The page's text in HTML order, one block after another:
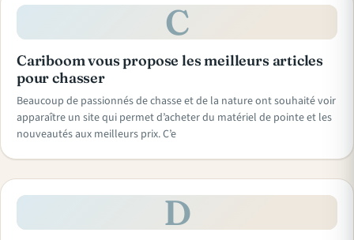
C
Cariboom vous propose les meilleurs articles
pour chasser
Beaucoup de passionnés de chasse et de la nature ont souhaité voir
apparaître un site qui permet d’acheter du matériel de pointe et les
nouveautés aux meilleurs prix. C’e
D